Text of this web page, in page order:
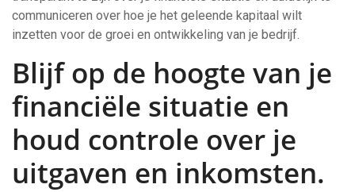
communiceren over hoe je het geleende kapitaal wilt
inzetten voor de groei en ontwikkeling van je bedrijf.
Blijf op de hoogte van je
financiële situatie en
houd controle over je
uitgaven en inkomsten.